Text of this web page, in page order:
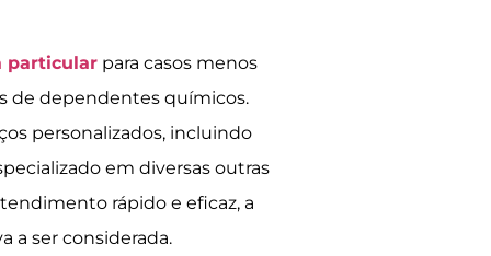
particular para casos menos
de dependentes químicos.
personalizados, incluindo
em diversas outras
rápido e eficaz, a
a ser considerada.